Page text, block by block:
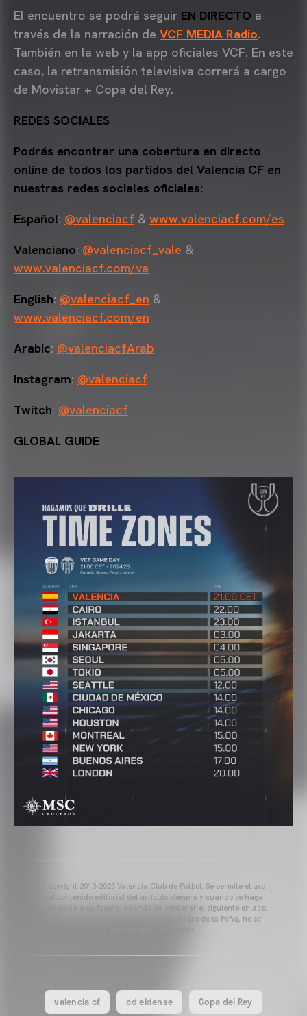
El encuentro se podrá seguir EN DIRECTO a
través de la narración de VCF MEDIA Radio.
También en la web y la app oficiales VCF. En este
caso, la retransmisión televisiva correrá a cargo
de Movistar + Copa del Rey.
REDES SOCIALES
Podrás encontrar una cobertura en directo
online de todos los partidos del Valencia CF en
nuestras redes sociales oficiales:
Español: @valenciacf & www.valenciacf.com/es
Valenciano: @valenciacf_vale &
www.valenciacf.com/va
English: @valenciacf_en &
www.valenciacf.com/en
Arabic: @valenciacfArab
Instagram: @valenciacf
Twitch: @valenciacf
GLOBAL GUIDE
Copyright 2013-2025 Valencia Club de Fútbol. Se permite el uso
del contenido editorial del artículo siempre y cuando se haga
referencia a su fuente, además de contener el siguiente enlace:
www.valenciacf.com. Fotografías de Lázaro de la Peña, no se
permite su reutilización.
valencia cf cd eldense Copa del Rey